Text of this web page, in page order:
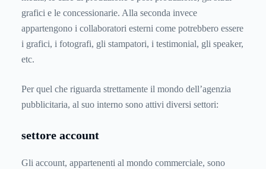
grafici e le concessionarie. Alla seconda invece
appartengono i collaboratori esterni come potrebbero essere
i grafici, i fotografi, gli stampatori, i testimonial, gli speaker,
etc.
Per quel che riguarda strettamente il mondo dell’agenzia
pubblicitaria, al suo interno sono attivi diversi settori:
settore account
Gli account, appartenenti al mondo commerciale, sono